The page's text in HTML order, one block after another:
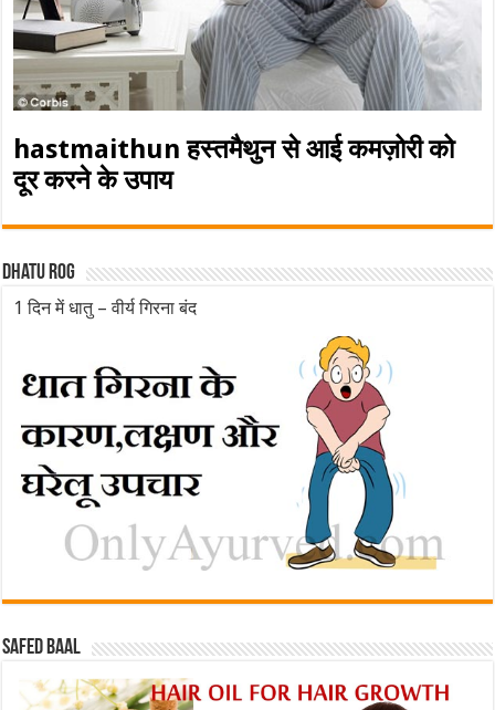
hastmaithun हस्तमैथुन से आई कमज़ोरी को
दूर करने के उपाय
Dhatu rog
1 दिन में धातु – वीर्य गिरना बंद
Safed baal